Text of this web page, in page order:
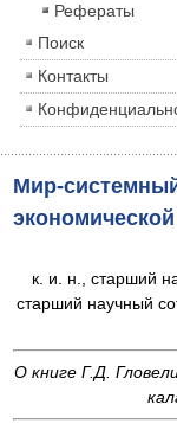
Рефераты
Поиск
Контакты
Мир-
к. и. н., старший
старший научный
О книге Г.Д.